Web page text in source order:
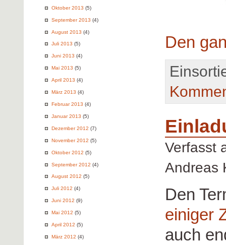
Oktober 2013 (5)
September 2013 (4)
August 2013 (4)
Juli 2013 (5)
Juni 2013 (4)
Mai 2013 (5)
April 2013 (4)
März 2013 (4)
Februar 2013 (4)
Januar 2013 (5)
Dezember 2012 (7)
November 2012 (5)
Oktober 2012 (5)
September 2012 (4)
August 2012 (5)
Juli 2012 (4)
Juni 2012 (9)
Mai 2012 (5)
April 2012 (5)
März 2012 (4)
Den
Verfasst
Andreas
Den
einiger
auch